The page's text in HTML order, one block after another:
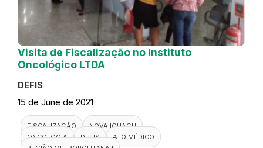
Visita de Fiscalização no Instituto
Oncológico LTDA
DEFIS
15 de June de 2021
FISCALIZAÇÃO
NOVA IGUAÇU
ONCOLOGIA
DEFIS
ATO MÉDICO